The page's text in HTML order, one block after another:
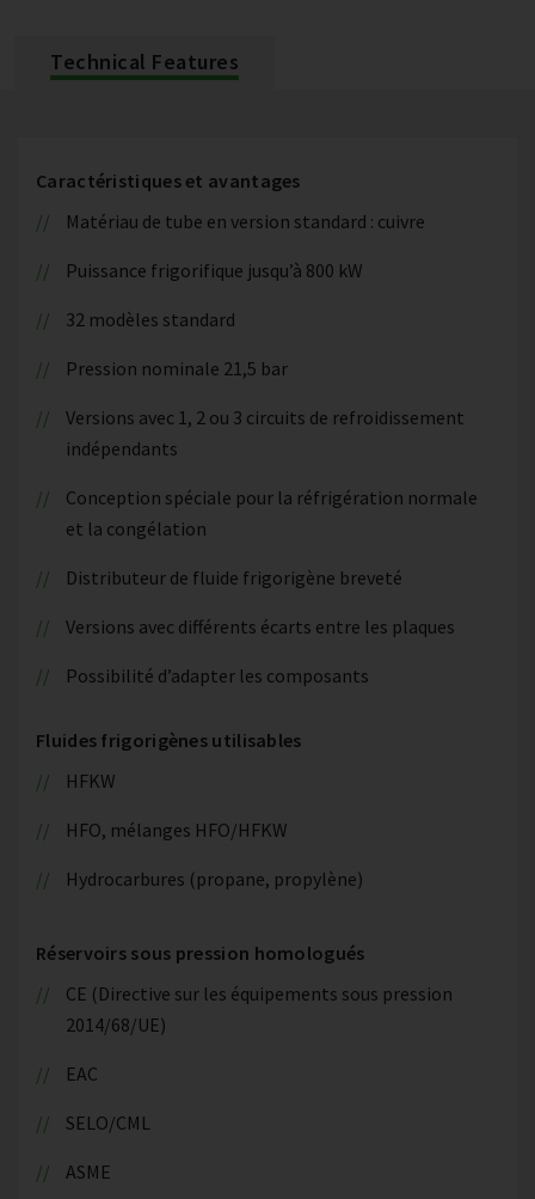
Technical Features
Caractéristiques et avantages
Matériau de tube en version standard : cuivre
Puissance frigorifique jusqu’à 800 kW
32 modèles standard
Pression nominale 21,5 bar
Versions avec 1, 2 ou 3 circuits de refroidissement
indépendants
Conception spéciale pour la réfrigération normale
et la congélation
Distributeur de fluide frigorigène breveté
Versions avec différents écarts entre les plaques
Possibilité d’adapter les composants
Fluides frigorigènes utilisables
HFKW
HFO, mélanges HFO/HFKW
Hydrocarbures (propane, propylène)
Réservoirs sous pression homologués
CE (Directive sur les équipements sous pression
2014/68/UE)
EAC
SELO/CML
ASME